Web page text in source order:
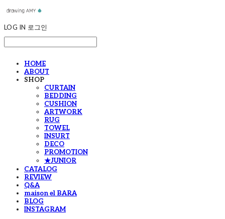
LOG IN 로그인
HOME
ABOUT
SHOP
CURTAIN
BEDDING
CUSHION
ARTWORK
RUG
TOWEL
INSURT
DECO
PROMOTION
★JUNIOR
CATALOG
REVIEW
Q&A
maison el BARA
BLOG
INSTAGRAM